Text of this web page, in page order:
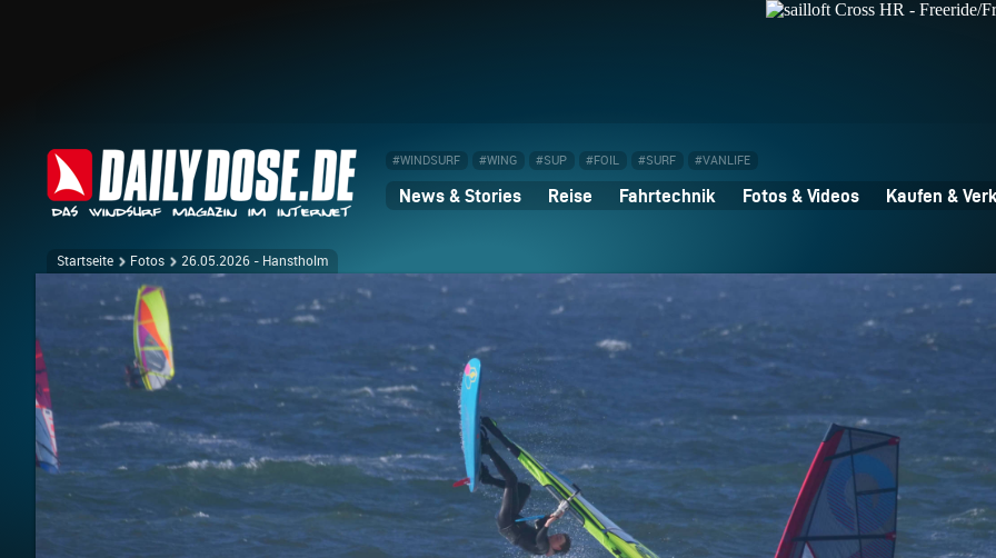
#WINDSURF #WING #SUP #FOIL #SURF #VANLIFE
News & Stories Reise Fahrtechnik Fotos & Videos Kaufen &
Startseite Fotos 26.05.2026 - Hanstholm